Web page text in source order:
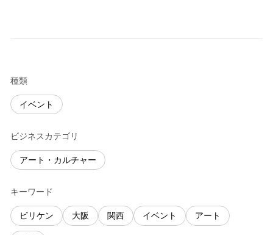
種類
イベント
ビジネスカテゴリ
アート・カルチャー
キーワード
ビリケン 大阪 関西 イベント アート